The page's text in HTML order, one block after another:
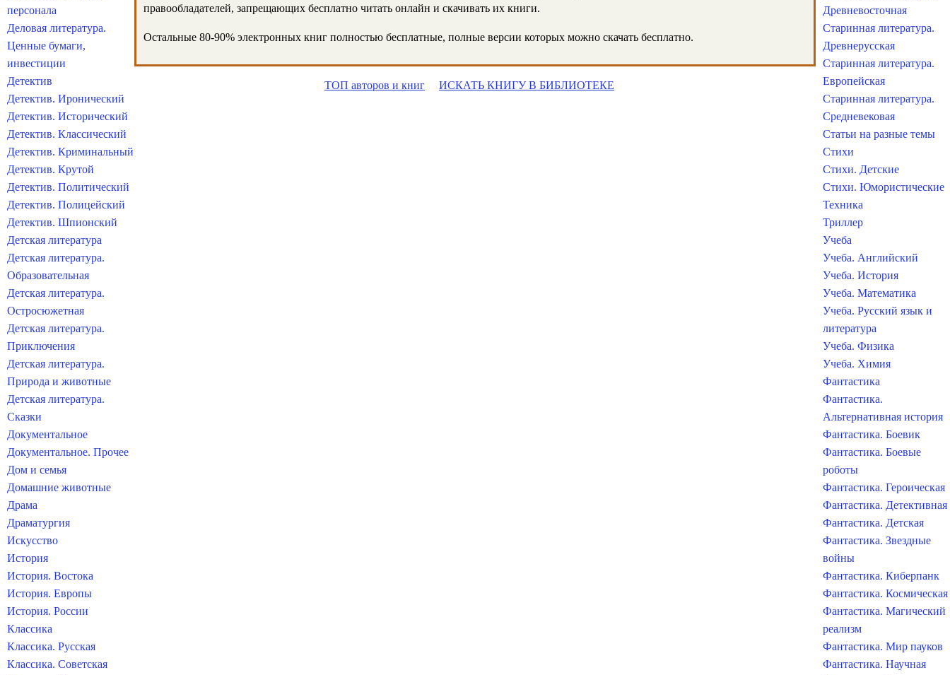
правообладателей, запрещающих бесплатно читать онлайн и скачивать их книги.
Остальные 80-90% электронных книг полностью бесплатные, полные версии которых можно скачать бесплатно.
ТОП авторов и книг ИСКАТЬ КНИГУ В БИБЛИОТЕКЕ
персонала
Деловая литература.
Ценные бумаги,
инвестиции
Детектив
Детектив. Иронический
Детектив. Исторический
Детектив. Классический
Детектив. Криминальный
Детектив. Крутой
Детектив. Политический
Детектив. Полицейский
Детектив. Шпионский
Детская литература
Детская литература.
Образовательная
Детская литература.
Остросюжетная
Детская литература.
Приключения
Детская литература.
Природа и животные
Детская литература.
Сказки
Документальное
Документальное. Прочее
Дом и семья
Домашние животные
Драма
Драматургия
Искусство
История
История. Востока
История. Европы
История. России
Классика
Классика. Русская
Классика. Советская
Древневосточная
Старинная литература.
Древнерусская
Старинная литература.
Европейская
Старинная литература.
Средневековая
Статьи на разные темы
Стихи
Стихи. Детские
Стихи. Юмористические
Техника
Триллер
Учеба
Учеба. Английский
Учеба. История
Учеба. Математика
Учеба. Русский язык и
литература
Учеба. Физика
Учеба. Химия
Фантастика
Фантастика.
Альтернативная история
Фантастика. Боевик
Фантастика. Боевые
роботы
Фантастика. Героическая
Фантастика. Детективная
Фантастика. Детская
Фантастика. Звездные
войны
Фантастика. Киберпанк
Фантастика. Космическая
Фантастика. Магический
реализм
Фантастика. Мир пауков
Фантастика. Научная